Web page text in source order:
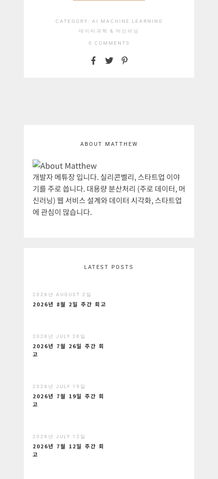
CATEGORY: AI
MACHINE LEARNING
데이터과학 & 머신러닝
0 COMMENTS
ABOUT MATTHEW
개발자 메튜장 입니다. 실리콘벨리, 스타트업 이야
기를 주로 씁니다. 대용량 분산처리 (주로 데이터, 머
신러닝) 웹 서비스 설계와 데이터 시각화, 스타트업
에 관심이 많습니다.
LATEST POSTS
2026년 AUGUST 2일
2026년 8월 2일 주간 회고
2026년 JULY 26일
2026년 7월 26일 주간 회
고
2026년 JULY 19일
2026년 7월 19일 주간 회
고
2026년 JULY 12일
2026년 7월 12일 주간 회
고